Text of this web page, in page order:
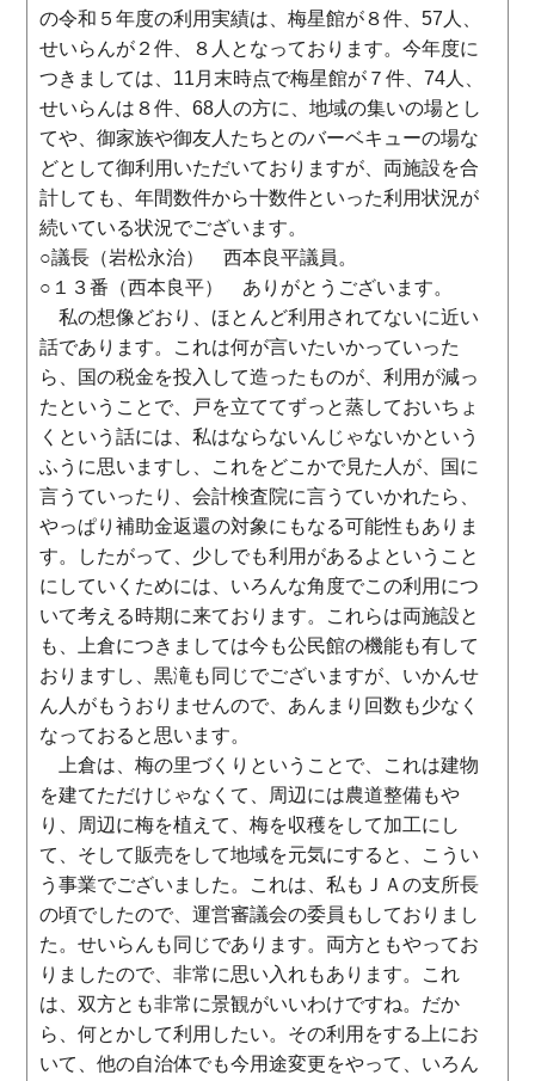
の令和５年度の利用実績は、梅星館が８件、57人、
せいらんが２件、８人となっております。今年度に
つきましては、11月末時点で梅星館が７件、74人、
せいらんは８件、68人の方に、地域の集いの場とし
てや、御家族や御友人たちとのバーベキューの場な
どとして御利用いただいておりますが、両施設を合
計しても、年間数件から十数件といった利用状況が
続いている状況でございます。
○議長（岩松永治） 西本良平議員。
○１３番（西本良平） ありがとうございます。
私の想像どおり、ほとんど利用されてないに近い
話であります。これは何が言いたいかっていった
ら、国の税金を投入して造ったものが、利用が減っ
たということで、戸を立ててずっと蒸しておいちょ
くという話には、私はならないんじゃないかという
ふうに思いますし、これをどこかで見た人が、国に
言うていったり、会計検査院に言うていかれたら、
やっぱり補助金返還の対象にもなる可能性もありま
す。したがって、少しでも利用があるよということ
にしていくためには、いろんな角度でこの利用につ
いて考える時期に来ております。これらは両施設と
も、上倉につきましては今も公民館の機能も有して
おりますし、黒滝も同じでございますが、いかんせ
ん人がもうおりませんので、あんまり回数も少なく
なっておると思います。
上倉は、梅の里づくりということで、これは建物
を建てただけじゃなくて、周辺には農道整備もや
り、周辺に梅を植えて、梅を収穫をして加工にし
て、そして販売をして地域を元気にすると、こうい
う事業でございました。これは、私もＪＡの支所長
の頃でしたので、運営審議会の委員もしておりまし
た。せいらんも同じであります。両方ともやってお
りましたので、非常に思い入れもあります。これ
は、双方とも非常に景観がいいわけですね。だか
ら、何とかして利用したい。その利用をする上にお
いて、他の自治体でも今用途変更をやって、いろん